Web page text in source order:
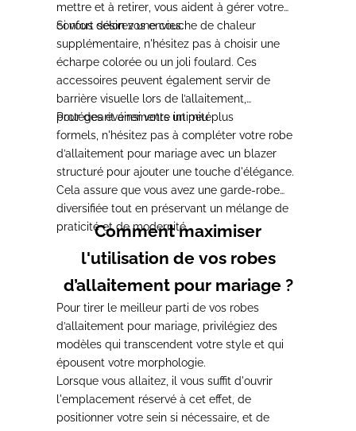
mettre et à retirer , vous aident à gérer votre
confort selon vos envies.
Si vous désirez une couche de chaleur
supplémentaire, n'hésitez pas à choisir une
écharpe colorée ou un joli foulard. Ces
accessoires peuvent également servir de
barrière visuelle lors de l’allaitement,
protégeant ainsi votre intimité.
Pour des événements un peu plus
formels, n'hésitez pas à compléter votre robe
d’allaitement pour mariage avec un blazer
structuré pour ajouter une touche d'élégance.
Cela assure que vous avez une garde-robe
diversifiée tout en préservant un mélange de
praticité et de modernité.
Comment maximiser
l'utilisation de vos robes
d’allaitement pour mariage ?
Pour tirer le meilleur parti de vos robes
d’allaitement pour mariage, privilégiez des
modèles qui transcendent votre style et qui
épousent votre morphologie.
Lorsque vous allaitez, il vous suffit d'ouvrir
l'emplacement réservé à cet effet, de
positionner votre sein si nécessaire , et de